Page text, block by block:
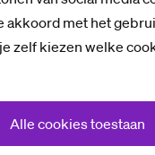
akkoord met het
zelf kiezen welke
Alle cookies toestaan
het verblijf te
kreeg
anekdotisch,
op Saxion.